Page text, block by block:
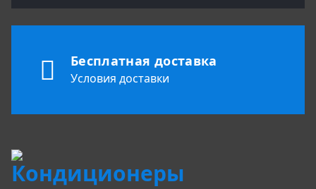
Бесплатная доставка
Условия доставки